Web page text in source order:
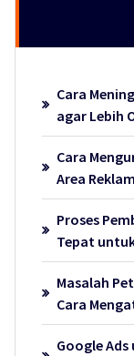
Cara
agar Lebih
Cara
Area
Proses
Tepat
Masalah
Cara
Google